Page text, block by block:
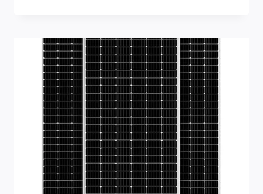
ÁRÚTMUTATÓ
&
LEGNÉPSZERŰBB
VÁLASZTÁS
2025